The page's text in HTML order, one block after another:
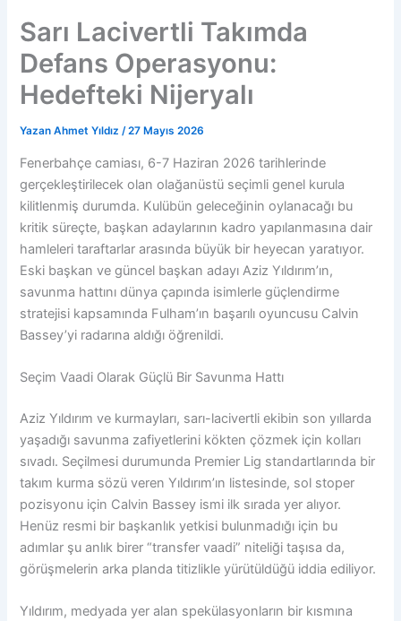
Sarı Lacivertli Takımda
Defans Operasyonu:
Hedefteki Nijeryalı
Yazan Ahmet Yıldız/27 Mayıs 2026
Fenerbahçe camiası, 6-7 Haziran 2026 tarihlerinde
gerçekleştirilecek olan olağanüstü seçimli genel kurula
kilitlenmiş durumda. Kulübün geleceğinin oylanacağı bu
kritik süreçte, başkan adaylarının kadro yapılanmasına dair
hamleleri taraftarlar arasında büyük bir heyecan yaratıyor.
Eski başkan ve güncel başkan adayı Aziz Yıldırım’ın,
savunma hattını dünya çapında isimlerle güçlendirme
stratejisi kapsamında Fulham’ın başarılı oyuncusu Calvin
Bassey’yi radarına aldığı öğrenildi.
Seçim Vaadi Olarak Güçlü Bir Savunma Hattı
Aziz Yıldırım ve kurmayları, sarı-lacivertli ekibin son yıllarda
yaşadığı savunma zafiyetlerini kökten çözmek için kolları
sıvadı. Seçilmesi durumunda Premier Lig standartlarında bir
takım kurma sözü veren Yıldırım’ın listesinde, sol stoper
pozisyonu için Calvin Bassey ismi ilk sırada yer alıyor.
Henüz resmi bir başkanlık yetkisi bulunmadığı için bu
adımlar şu anlık birer “transfer vaadi” niteliği taşısa da,
görüşmelerin arka planda titizlikle yürütüldüğü iddia ediliyor.
Yıldırım, medyada yer alan spekülasyonların bir kısmına